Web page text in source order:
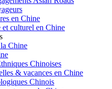
en Chine
et culturel en Chine
Chine
Chinoises
& vacances en Chine
Chinois